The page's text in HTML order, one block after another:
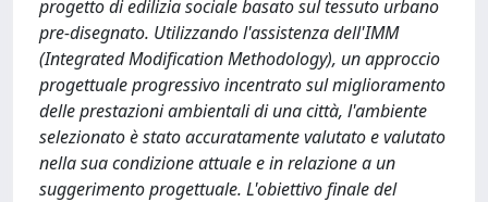
progetto di edilizia sociale basato sul tessuto urbano
pre-disegnato. Utilizzando l'assistenza dell'IMM
(Integrated Modification Methodology), un approccio
progettuale progressivo incentrato sul miglioramento
delle prestazioni ambientali di una città, l'ambiente
selezionato è stato accuratamente valutato e valutato
nella sua condizione attuale e in relazione a un
suggerimento progettuale. L'obiettivo finale del